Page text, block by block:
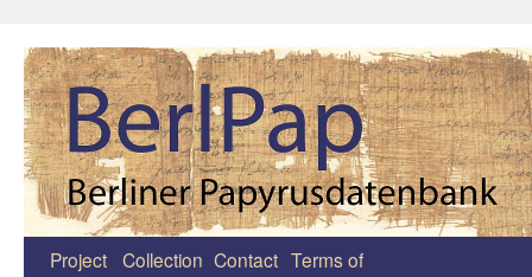
Zum
Project Collection Contact Terms of